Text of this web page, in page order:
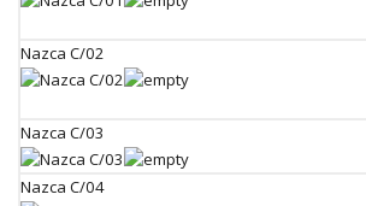
Nazca C/02
Nazca C/03
Nazca C/04